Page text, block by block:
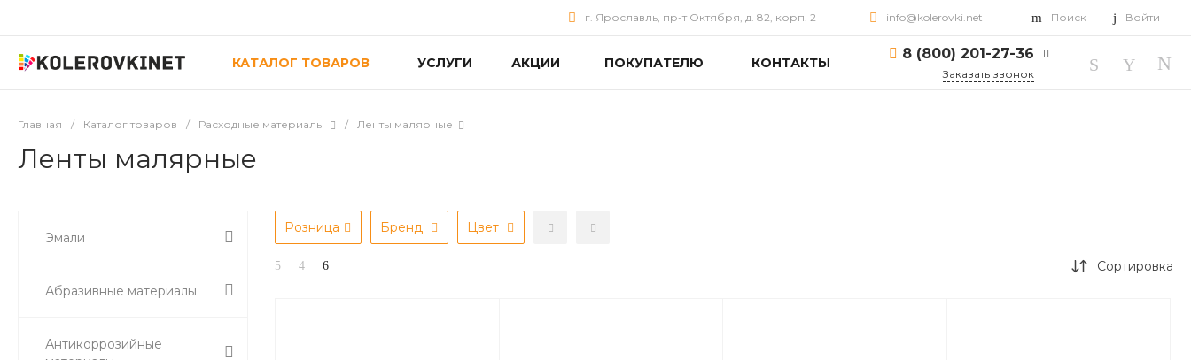
г. Ярославль, пр-т Октября, д. 82, корп. 2 info@kolerovki.net Поиск Войти
КАТАЛОГ ТОВАРОВ УСЛУГИ АКЦИИ ПОКУПАТЕЛЮ КОНТАКТЫ
8 (800) 201-27-36
Заказать звонок
Главная / Каталог товаров / Расходные материалы / Ленты малярные
Ленты малярные
Эмали
Абразивные материалы
Антикоррозийные
Розница Бренд Цвет
Сортировка